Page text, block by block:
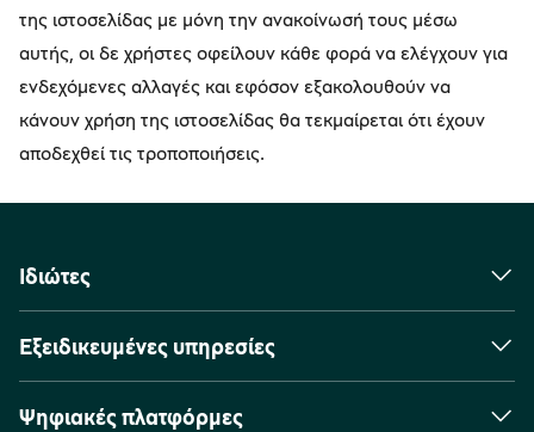
της ιστοσελίδας με μόνη την ανακοίνωσή τους μέσω
αυτής, οι δε χρήστες οφείλουν κάθε φορά να ελέγχουν για
ενδεχόμενες αλλαγές και εφόσον εξακολουθούν να
κάνουν χρήση της ιστοσελίδας θα τεκμαίρεται ότι έχουν
αποδεχθεί τις τροποποιήσεις.
Ιδιώτες
Εξειδικευμένες υπηρεσίες
Ψηφιακές πλατφόρμες